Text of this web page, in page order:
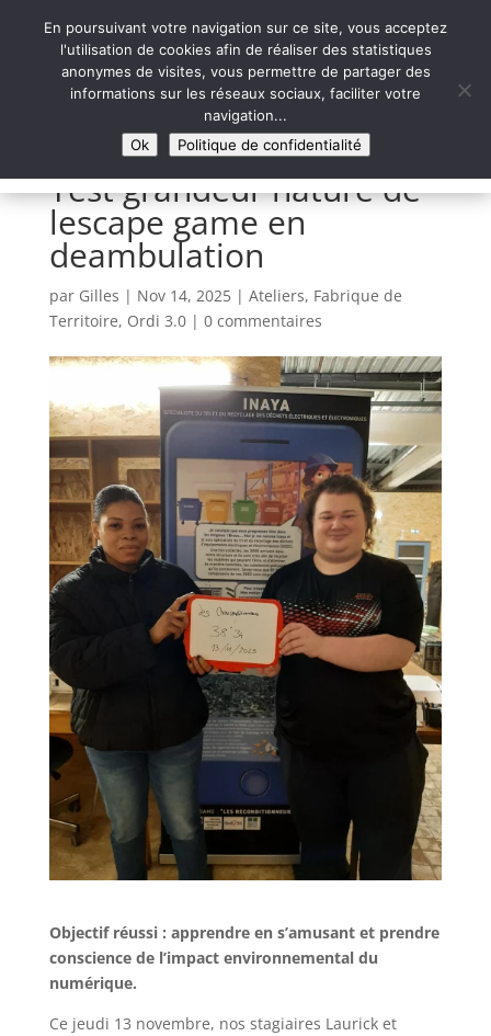
Syntaxe Erreur 2.0
LE NUMÉRIQUE SOLIDAIRE
Test grandeur nature de
lescape game en
deambulation
par Gilles | Nov 14, 2025| Ateliers, Fabrique de
Territoire, Ordi 3.0| 0 commentaires
Objectif réussi : apprendre en s’amusant et prendre
conscience de l’impact environnemental du
numérique.
Ce jeudi 13 novembre, nos stagiaires Laurick et
En poursuivant votre navigation sur ce site, vous acceptez
l'utilisation de cookies afin de réaliser des statistiques
anonymes de visites, vous permettre de partager des
informations sur les réseaux sociaux, faciliter votre
navigation...
Ok
Politique de confidentialité